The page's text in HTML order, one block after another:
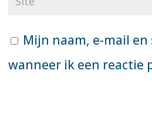
Mijn naam, e-mail
wanneer ik een reactie